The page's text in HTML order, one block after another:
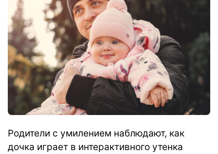
Родители с умилением наблюдают, как
дочка играет в интерактивного утенка